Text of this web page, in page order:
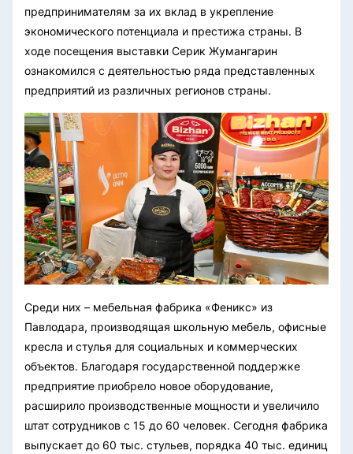
предпринимателям за их вклад в укрепление
экономического потенциала и престижа страны. В
ходе посещения выставки Серик Жумангарин
ознакомился с деятельностью ряда представленных
предприятий из различных регионов страны.
Среди них – мебельная фабрика «Феникс» из
Павлодара, производящая школьную мебель, офисные
кресла и стулья для социальных и коммерческих
объектов. Благодаря государственной поддержке
предприятие приобрело новое оборудование,
расширило производственные мощности и увеличило
штат сотрудников с 15 до 60 человек. Сегодня фабрика
выпускает до 60 тыс. стульев, порядка 40 тыс. единиц